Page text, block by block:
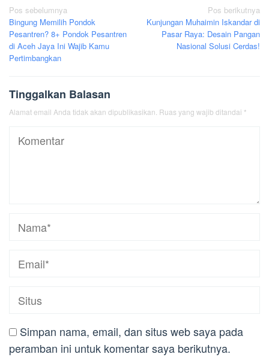
Navigasi
pos
Pos sebelumnya
Bingung Memilih Pondok
Pesantren? 8+ Pondok Pesantren
di Aceh Jaya Ini Wajib Kamu
Pertimbangkan
Pos berikutnya
Kunjungan Muhaimin Iskandar di
Pasar Raya: Desain Pangan
Nasional Solusi Cerdas!
Tinggalkan Balasan
Alamat email Anda tidak akan dipublikasikan. Ruas yang wajib ditandai *
Simpan nama, email, dan situs web saya pada
peramban ini untuk komentar saya berikutnya.